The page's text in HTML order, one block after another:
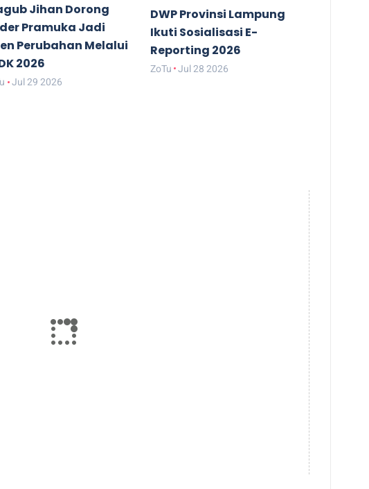
Jihan Dorong
Pramuka Jadi
Perubahan Melalui
2026
Jul 29 2026
DWP Provinsi Lampung
Ikuti Sosialisasi E-
Reporting 2026
ZoTu Jul 28 2026